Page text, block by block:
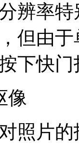
辨率
但由
下快
像
照片